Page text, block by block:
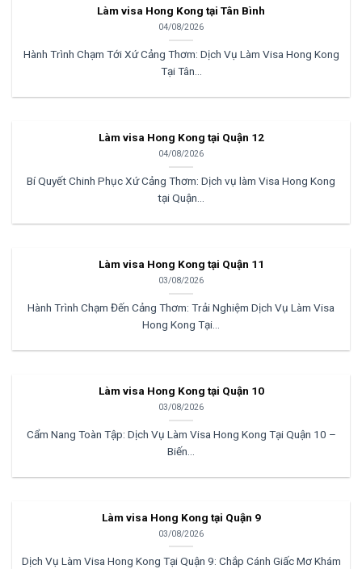
Làm visa Hong Kong tại Tân Bình
04/08/2026
Hành Trình Chạm Tới Xứ Cảng Thơm: Dịch Vụ Làm Visa Hong Kong
Tại Tân...
Làm visa Hong Kong tại Quận 12
04/08/2026
Bí Quyết Chinh Phục Xứ Cảng Thơm: Dịch vụ làm Visa Hong Kong
tại Quận...
Làm visa Hong Kong tại Quận 11
03/08/2026
Hành Trình Chạm Đến Cảng Thơm: Trải Nghiệm Dịch Vụ Làm Visa
Hong Kong Tại...
Làm visa Hong Kong tại Quận 10
03/08/2026
Cẩm Nang Toàn Tập: Dịch Vụ Làm Visa Hong Kong Tại Quận 10 –
Biến...
Làm visa Hong Kong tại Quận 9
03/08/2026
Dịch Vụ Làm Visa Hong Kong Tại Quận 9: Chắp Cánh Giấc Mơ Khám